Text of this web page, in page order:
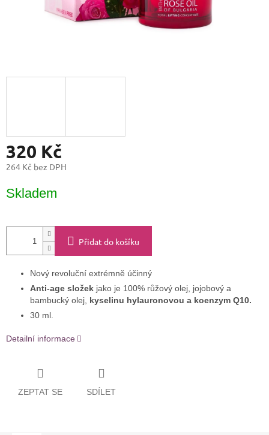
320 Kč
264 Kč bez DPH
cena:
Skladem
Přidat do košíku
Nový revoluční extrémně účinný
Anti-age složek jako je 100% růžový olej, jojobový a
bambucký olej, kyselinu hylauronovou a koenzym Q10.
30 ml.
Detailní informace
ZEPTAT SE SDÍLET